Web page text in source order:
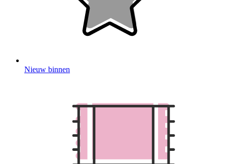
Nieuw binnen